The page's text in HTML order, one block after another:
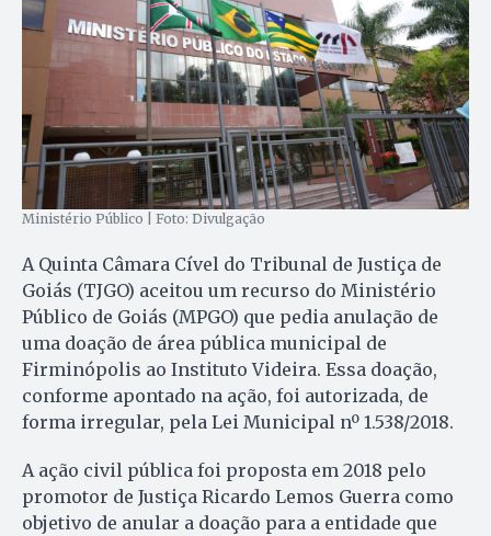
Ministério Público | Foto: Divulgação
A Quinta Câmara Cível do Tribunal de Justiça de
Goiás (TJGO) aceitou um recurso do Ministério
Público de Goiás (MPGO) que pedia anulação de
uma doação de área pública municipal de
Firminópolis ao Instituto Videira. Essa doação,
conforme apontado na ação, foi autorizada, de
forma irregular, pela Lei Municipal nº 1.538/2018.
A ação civil pública foi proposta em 2018 pelo
promotor de Justiça Ricardo Lemos Guerra como
objetivo de anular a doação para a entidade que